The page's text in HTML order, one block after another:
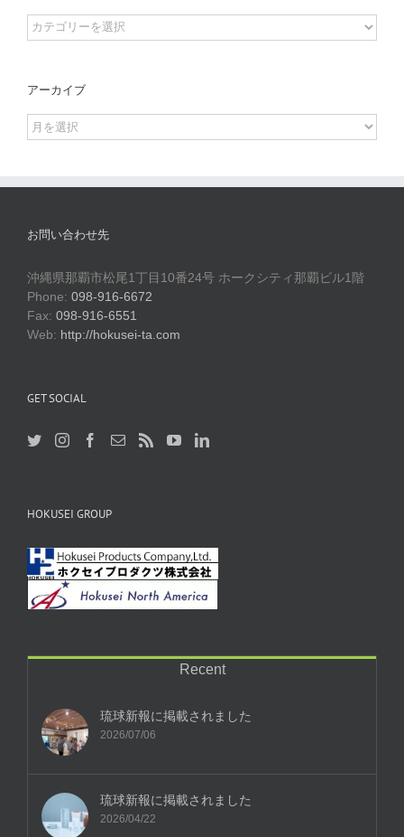
Categories
アーカイブ
ア
ー
お問い合わせ先
沖縄県那覇市松尾1丁目10番24号 ホークシティ那覇ビル1階
Phone: 098-916-6672
Fax: 098-916-6551
Web: http://hokusei-ta.com
GET SOCIAL
HOKUSEI GROUP
Recent
琉球新報に掲載されました
2026/07/06
琉球新報に掲載されました
2026/04/22